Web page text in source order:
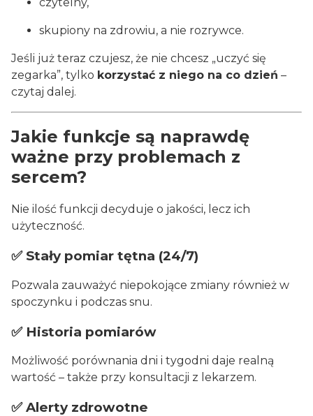
skupiony na zdrowiu, a nie rozrywce.
Jeśli już teraz czujesz, że nie chcesz „uczyć się
zegarka”, tylko korzystać z niego na co dzień –
czytaj dalej.
Jakie funkcje są naprawdę
ważne przy problemach z
sercem?
Nie ilość funkcji decyduje o jakości, lecz ich
użyteczność.
✅ Stały pomiar tętna (24/7)
Pozwala zauważyć niepokojące zmiany również w
spoczynku i podczas snu.
✅ Historia pomiarów
Możliwość porównania dni i tygodni daje realną
wartość – także przy konsultacji z lekarzem.
✅ Alerty zdrowotne